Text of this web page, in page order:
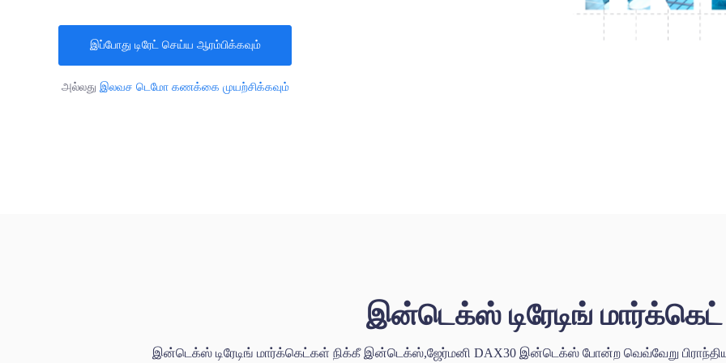
இப்போது டிரேட் செய்ய ஆரம்பிக்கவும்
அல்லது இலவச டெமோ கணக்கை முயற்சிக்கவும்
இன்டெக்ஸ் டிரேடிங் மார்க்கெட்
இன்டெக்ஸ் டிரேடிங் மார்க்கெட்கள் நிக்கீ இன்டெக்ஸ்,ஜேர்மனி DAX30 இன்டெக்ஸ் போன்ற வெவ்வேறு